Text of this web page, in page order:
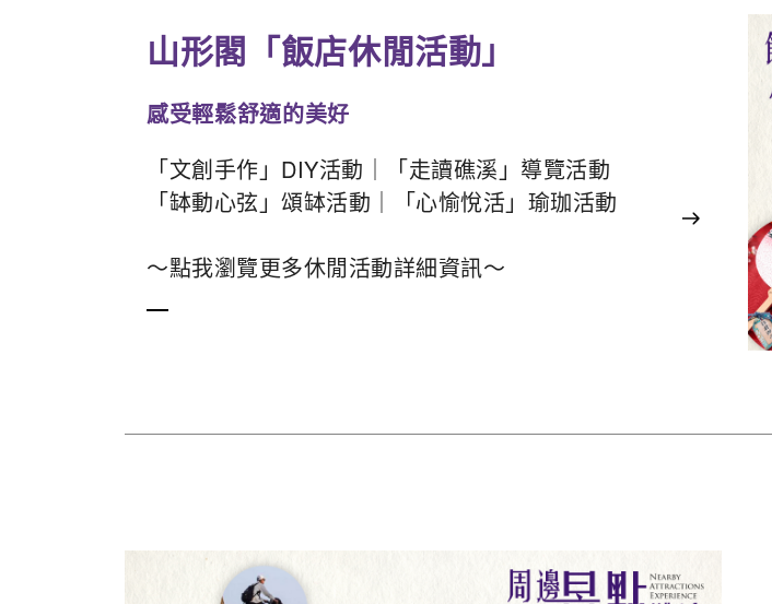
山形閣「飯店休閒活動」
感受輕鬆舒適的美好
「文創手作」DIY活動｜「走讀礁溪」導覽活動
「缽動心弦」頌缽活動｜「心愉悅活」瑜珈活動
～點我瀏覽更多休閒活動詳細資訊～